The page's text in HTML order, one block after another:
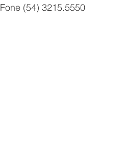
Fone (54) 3215.5550